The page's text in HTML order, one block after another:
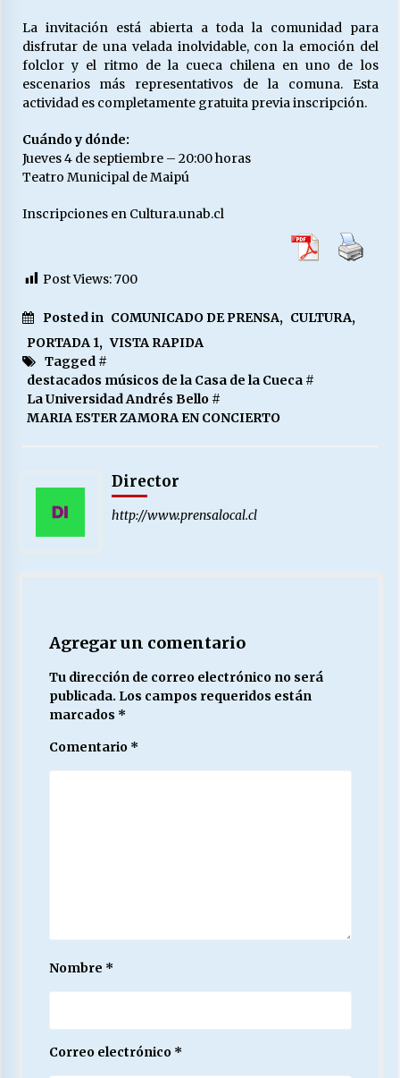
La invitación está abierta a toda la comunidad para
disfrutar de una velada inolvidable, con la emoción del
folclor y el ritmo de la cueca chilena en uno de los
escenarios más representativos de la comuna. Esta
actividad es completamente gratuita previa inscripción.
Cuándo y dónde:
Jueves 4 de septiembre – 20:00 horas
Teatro Municipal de Maipú
Inscripciones en Cultura.unab.cl
Post Views:700
Posted in COMUNICADO DE PRENSA, CULTURA,
PORTADA 1, VISTA RAPIDA
Tagged #
destacados músicos de la Casa de la Cueca#
La Universidad Andrés Bello#
MARIA ESTER ZAMORA EN CONCIERTO
Director
http://www.prensalocal.cl
Agregar un comentario
Tu dirección de correo electrónico no será
publicada. Los campos requeridos están
marcados *
Comentario *
Nombre *
Correo electrónico *